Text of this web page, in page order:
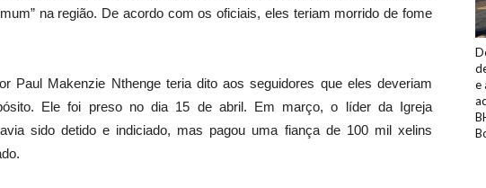
na região. De acordo com os oficiais, eles teriam morrido de fome
Paul Makenzie Nthenge teria dito aos seguidores que eles deveriam
Ele foi preso no dia 15 de abril. Em março, o líder da Igreja
sido detido e indiciado, mas pagou uma fiança de 100 mil xelins
e